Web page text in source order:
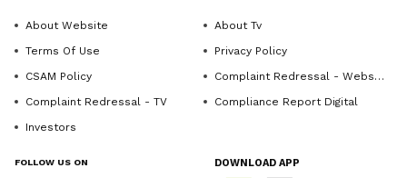
About Website
About Tv
Terms Of Use
Privacy Policy
CSAM Policy
Complaint Redressal - Website
Complaint Redressal - TV
Compliance Report Digital
Investors
FOLLOW US ON DOWNLOAD APP